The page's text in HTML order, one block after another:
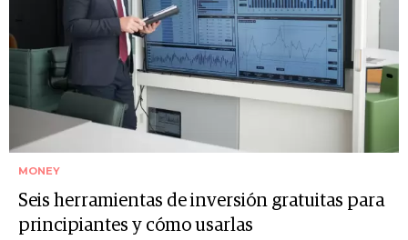
MONEY
Seis herramientas de inversión gratuitas para
principiantes y cómo usarlas